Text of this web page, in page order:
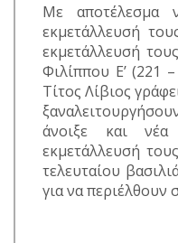
Με αποτέλεσμα
εκμετάλλευσή
εκμετάλλευσή
Φιλίππου Ε’ (221
Τίτος Λίβιος
άνοιξε και
εκμετάλλευσή
τελευταίου
για να περιέλθουν